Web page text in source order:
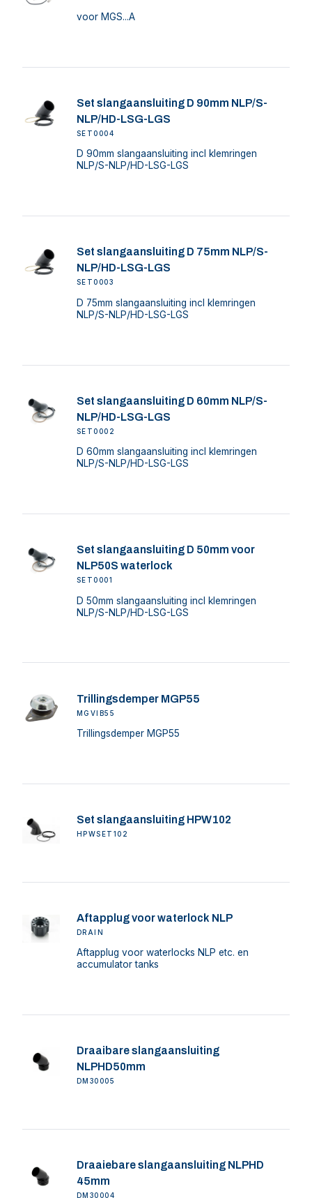
voor MGS...A
Set slangaansluiting D 90mm NLP/S-
NLP/HD-LSG-LGS
SET0004
D 90mm slangaansluiting incl klemringen
NLP/S-NLP/HD-LSG-LGS
Set slangaansluiting D 75mm NLP/S-
NLP/HD-LSG-LGS
SET0003
D 75mm slangaansluiting incl klemringen
NLP/S-NLP/HD-LSG-LGS
Set slangaansluiting D 60mm NLP/S-
NLP/HD-LSG-LGS
SET0002
D 60mm slangaansluiting incl klemringen
NLP/S-NLP/HD-LSG-LGS
Set slangaansluiting D 50mm voor
NLP50S waterlock
SET0001
D 50mm slangaansluiting incl klemringen
NLP/S-NLP/HD-LSG-LGS
Trillingsdemper MGP55
MGVIB55
Trillingsdemper MGP55
Set slangaansluiting HPW102
HPWSET102
Aftapplug voor waterlock NLP
DRAIN
Aftapplug voor waterlocks NLP etc. en
accumulator tanks
Draaibare slangaansluiting
NLPHD50mm
DM30005
Draaiebare slangaansluiting NLPHD
45mm
DM30004